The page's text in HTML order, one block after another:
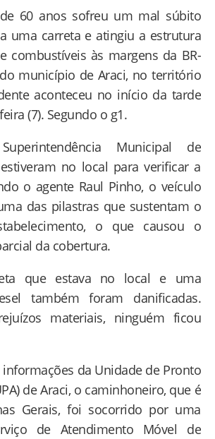
60 anos sofreu um mal súbito
uma carreta e atingiu a estrutura
combustíveis às margens da BR-
município de Araci, no território
aconteceu no início da tarde
(7). Segundo o g1.
Municipal de
no local para verificar a
o agente Raul Pinho, o veículo
das pilastras que sustentam o
o que causou o
da cobertura.
que estava no local e uma
também foram danificadas.
materiais, ninguém ficou
da Unidade de Pronto
de Araci, o caminhoneiro, que é
Gerais, foi socorrido por uma
de Atendimento Móvel de